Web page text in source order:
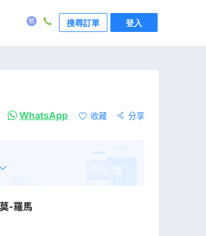
搜尋訂單 登入
WhatsApp 收藏
分享
-羅馬